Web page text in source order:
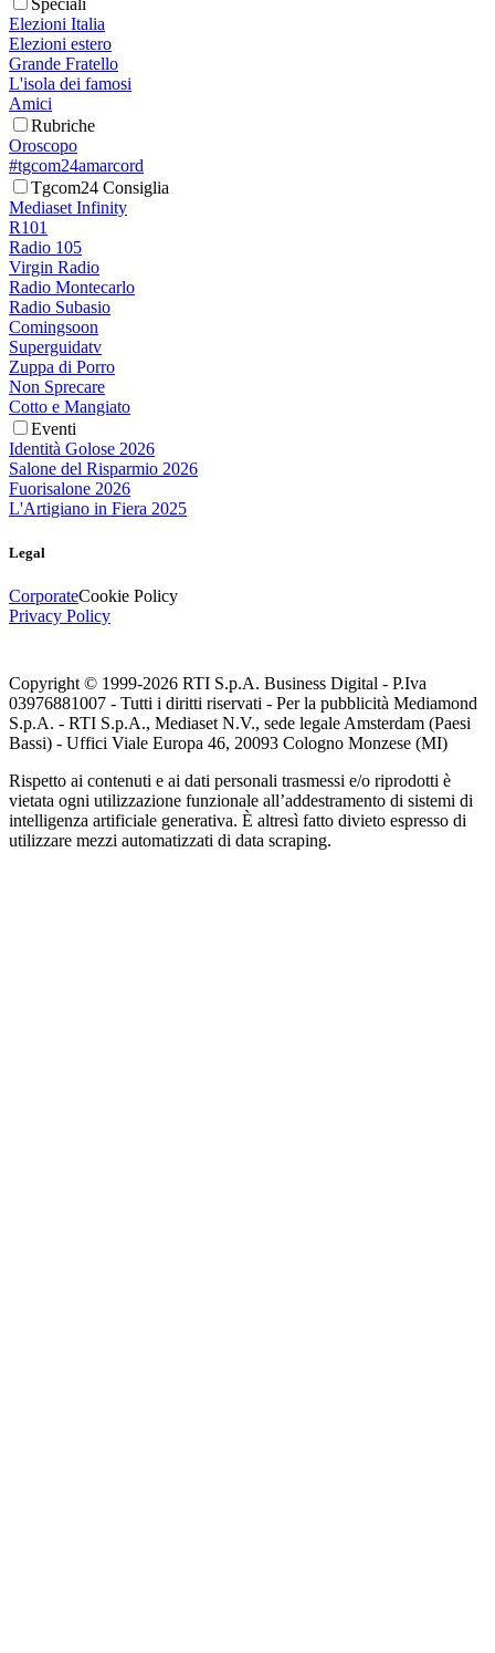
Speciali
Elezioni Italia
Elezioni estero
Grande Fratello
L'isola dei famosi
Amici
Rubriche
Oroscopo
#tgcom24amarcord
Tgcom24 Consiglia
Mediaset Infinity
R101
Radio 105
Virgin Radio
Radio Montecarlo
Radio Subasio
Comingsoon
Superguidatv
Zuppa di Porro
Non Sprecare
Cotto e Mangiato
Eventi
Identità Golose 2026
Salone del Risparmio 2026
Fuorisalone 2026
L'Artigiano in Fiera 2025
Legal
CorporateCookie Policy
Privacy Policy
Copyright © 1999-2026 RTI S.p.A. Business Digital - P.Iva
03976881007 - Tutti i diritti riservati - Per la pubblicità Mediamond
S.p.A. - RTI S.p.A., Mediaset N.V., sede legale Amsterdam (Paesi
Bassi) - Uffici Viale Europa 46, 20093 Cologno Monzese (MI)
Rispetto ai contenuti e ai dati personali trasmessi e/o riprodotti è
vietata ogni utilizzazione funzionale all’addestramento di sistemi di
intelligenza artificiale generativa. È altresì fatto divieto espresso di
utilizzare mezzi automatizzati di data scraping.